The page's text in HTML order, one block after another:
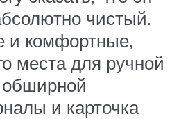
чистый.
и комфортные,
места для ручной
обширной
и карточка